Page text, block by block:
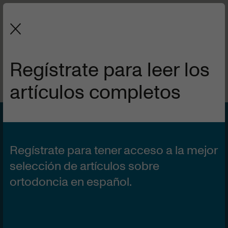
de Ortodoncia y Ortopedia Dentofacial.
Estado actual de las
especialidades en
odontología.
Regístrate para leer los
artículos completos
Regístrate para tener acceso a la mejor
selección de artículos sobre
ortodoncia en español.